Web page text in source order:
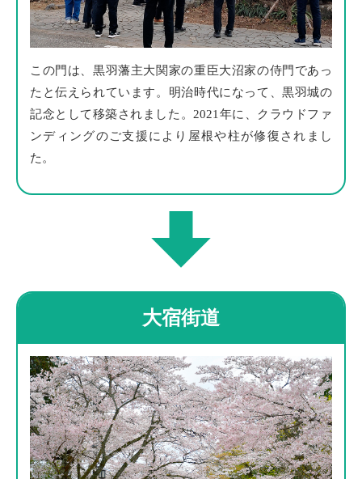
この門は、黒羽藩主大関家の重臣大沼家の侍門であっ
たと伝えられています。明治時代になって、黒羽城の
記念として移築されました。2021年に、クラウドファ
ンディングのご支援により屋根や柱が修復されまし
た。
大宿街道